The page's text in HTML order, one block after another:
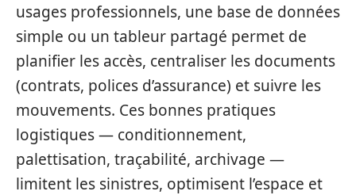
usages professionnels, une base de données
simple ou un tableur partagé permet de
planifier les accès, centraliser les documents
(contrats, polices d’assurance) et suivre les
mouvements. Ces bonnes pratiques
logistiques — conditionnement,
palettisation, traçabilité, archivage —
limitent les sinistres, optimisent l’espace et